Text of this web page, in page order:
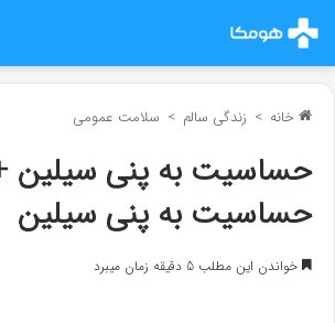
خانه > زندگی سالم > سلامت عمومی
حساسیت به پنی سیلین
حساسیت به پنی سیلین
خواندن این مطلب 5 دقیقه زمان میبرد